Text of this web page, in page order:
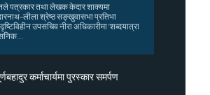
पत्रकार तथा लेखक केदार शाक्यमा
श्रेष्ठ सङ्खुवासभा प्रतिभा
उपसचिव नीरा अधिकारीमा ‘शब्दयात्रा
कर्माचार्यमा पुरस्कार समर्पण